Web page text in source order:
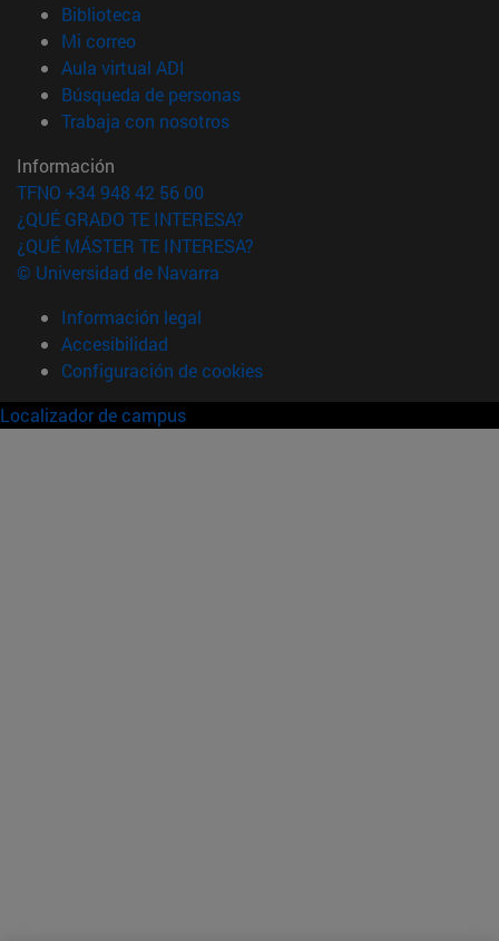
Biblioteca
Mi correo(abre en nueva ventana)
Aula virtual ADI
Búsqueda de personas(abre en nueva ventana)
Trabaja con nosotros(abre en nueva ventana)
Información
TFNO +34 948 42 56 00
¿QUÉ GRADO TE INTERESA?
¿QUÉ MÁSTER TE INTERESA?
© Universidad de Navarra
Información legal
Accesibilidad
Configuración de cookies
Localizador de campus